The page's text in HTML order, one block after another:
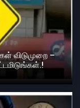
விடுமுறை –